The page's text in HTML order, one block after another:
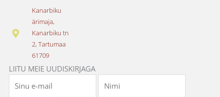
Kanarbiku
ärimaja,
Kanarbiku tn
2, Tartumaa
61709
LIITU MEIE UUDISKIRJAGA